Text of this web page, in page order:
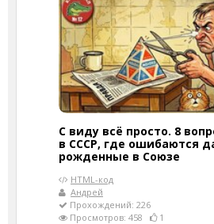
С виду всё просто. 8
в СССР, где ошибаются
рожденные в Союзе
HTML-код
Андрей
Прохождений: 226
Просмотров: 458
1